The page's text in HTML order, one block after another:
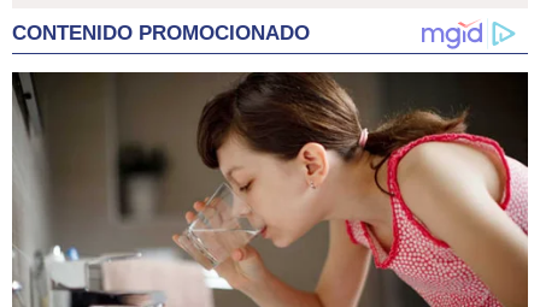
CONTENIDO PROMOCIONADO